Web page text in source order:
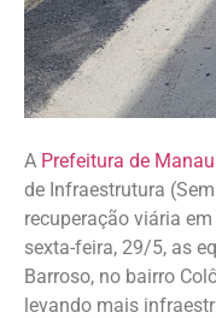
A Prefeitura de
de Infraestrutura
recuperação viária
sexta-feira, 29/5, as
Barroso, no bairro
levando mais